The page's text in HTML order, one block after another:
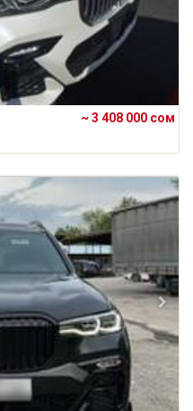
~ 3 408 000 сом